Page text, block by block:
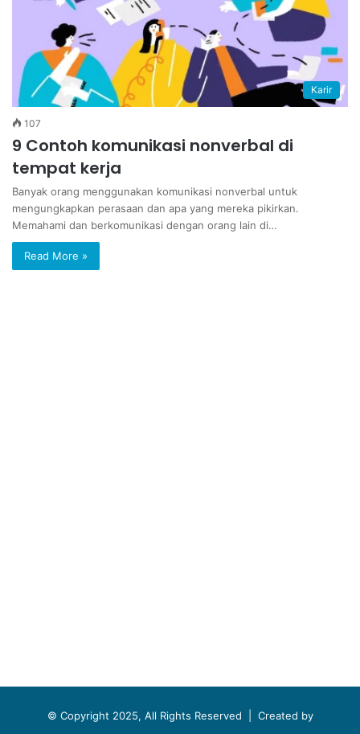
Karir
107
9 Contoh komunikasi nonverbal di
tempat kerja
Banyak orang menggunakan komunikasi nonverbal untuk
mengungkapkan perasaan dan apa yang mereka pikirkan.
Memahami dan berkomunikasi dengan orang lain di…
Read More »
© Copyright 2025, All Rights Reserved | Created by